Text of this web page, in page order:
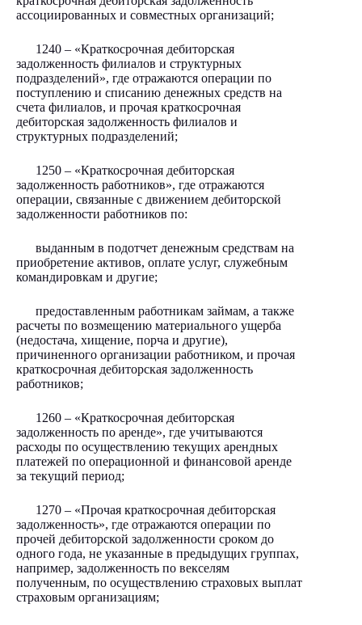
ассоциированных и совместных организаций;
1240 – «Краткосрочная дебиторская
задолженность филиалов и структурных
подразделений», где отражаются операции по
поступлению и списанию денежных средств на
счета филиалов, и прочая краткосрочная
дебиторская задолженность филиалов и
структурных подразделений;
1250 – «Краткосрочная дебиторская
задолженность работников», где отражаются
операции, связанные с движением дебиторской
задолженности работников по:
выданным в подотчет денежным средствам на
приобретение активов, оплате услуг, служебным
командировкам и другие;
предоставленным работникам займам, а также
расчеты по возмещению материального ущерба
(недостача, хищение, порча и другие),
причиненного организации работником, и прочая
краткосрочная дебиторская задолженность
работников;
1260 – «Краткосрочная дебиторская
задолженность по аренде», где учитываются
расходы по осуществлению текущих арендных
платежей по операционной и финансовой аренде
за текущий период;
1270 – «Прочая краткосрочная дебиторская
задолженность», где отражаются операции по
прочей дебиторской задолженности сроком до
одного года, не указанные в предыдущих группах,
например, задолженность по векселям
полученным, по осуществлению страховых выплат
страховым организациям;